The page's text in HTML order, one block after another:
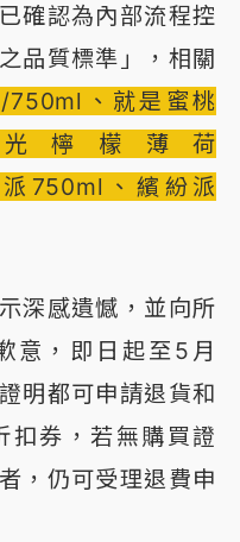
確認為內部流程控
品質標準」，相關
、就是蜜桃
光檸檬薄荷
750ml、繽紛派
深感遺憾，並向所
意，即日起至5月
明都可申請退貨和
扣券，若無購買證
，仍可受理退費申